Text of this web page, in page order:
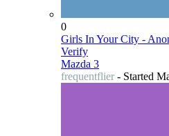
0
Girls In Your City -
Verify
Mazda 3
frequentflier - Started